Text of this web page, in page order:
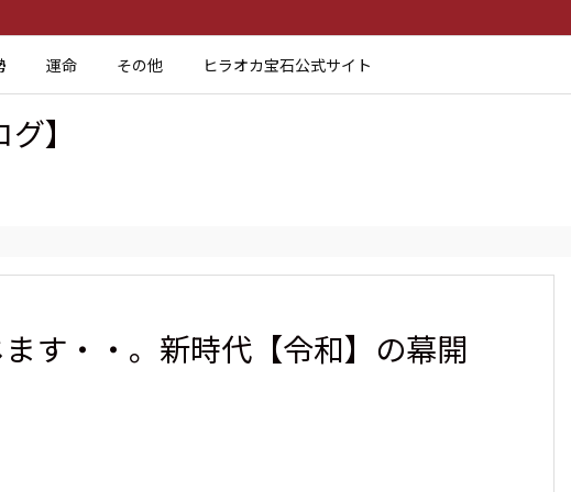
運命 その他 ヒラオカ宝石公式サイト
】
す・・。新時代【令和】の幕開